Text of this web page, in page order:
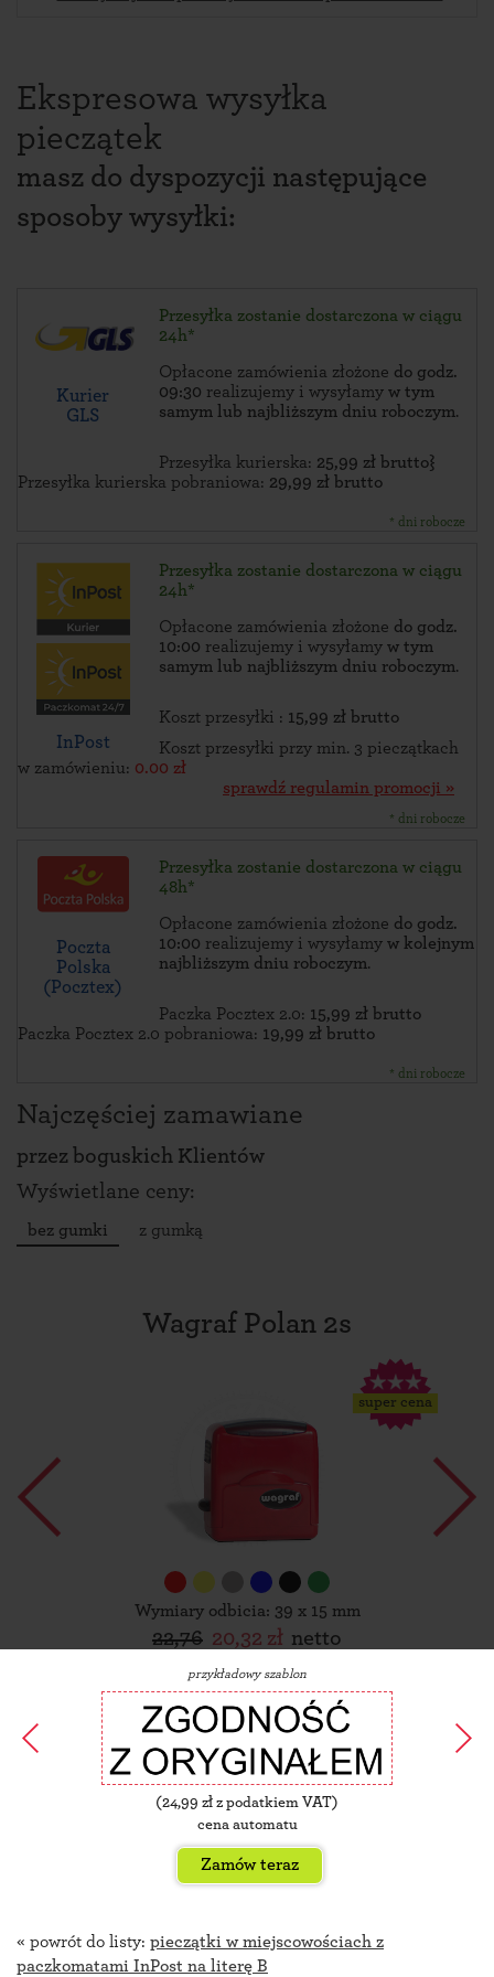
Ekspresowa wysyłka
pieczątek
masz do dyspozycji następujące
sposoby wysyłki:
Kurier
GLS
Przesyłka zostanie dostarczona w ciągu
24h*
Opłacone zamówienia złożone do godz.
09:30 realizujemy i wysyłamy w tym
samym lub najbliższym dniu roboczym.
Przesyłka kurierska: 25,99 zł brutto}
Przesyłka kurierska pobraniowa: 29,99 zł brutto
* dni robocze
InPost
Przesyłka zostanie dostarczona w ciągu
24h*
Opłacone zamówienia złożone do godz.
10:00 realizujemy i wysyłamy w tym
samym lub najbliższym dniu roboczym.
Koszt przesyłki : 15,99 zł brutto
Koszt przesyłki przy min. 3 pieczątkach
w zamówieniu: 0.00 zł
sprawdź regulamin promocji »
* dni robocze
Poczta
Polska
(Pocztex)
Przesyłka zostanie dostarczona w ciągu
48h*
Opłacone zamówienia złożone do godz.
10:00 realizujemy i wysyłamy w kolejnym
najbliższym dniu roboczym.
Paczka Pocztex 2.0: 15,99 zł brutto
Paczka Pocztex 2.0 pobraniowa: 19,99 zł brutto
* dni robocze
Najczęściej zamawiane
przez boguskich Klientów
Wyświetlane ceny:
bez gumki z gumką
Wagraf Polan 2s
super cena
Wymiary odbicia: 39 x 15 mm
22,76 20,32 zł netto
przykładowy szablon
(24,99 zł z podatkiem VAT)
cena automatu
Zamów teraz
« powrót do listy: pieczątki w miejscowościach z
paczkomatami InPost na literę B